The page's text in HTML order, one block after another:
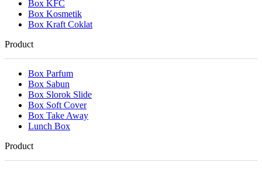
Box KFC
Box Kosmetik
Box Kraft Coklat
Product
Box Parfum
Box Sabun
Box Slorok Slide
Box Soft Cover
Box Take Away
Lunch Box
Product